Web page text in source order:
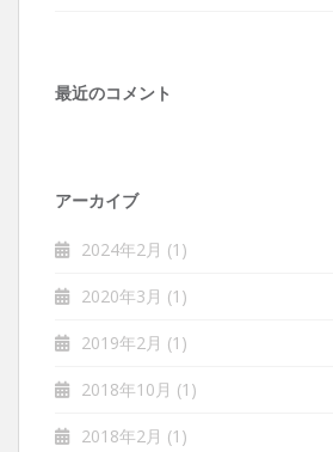
最近のコメント
アーカイブ
2024年2月 (1)
2020年3月 (1)
2019年2月 (1)
2018年10月 (1)
2018年2月 (1)